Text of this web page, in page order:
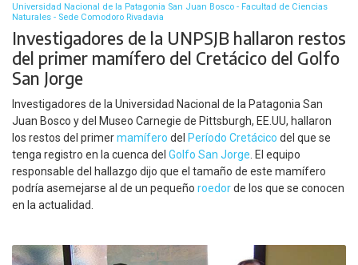
Universidad Nacional de la Patagonia San Juan Bosco - Facultad de Ciencias
Naturales - Sede Comodoro Rivadavia
Investigadores de la UNPSJB hallaron restos
del primer mamífero del Cretácico del Golfo
San Jorge
Investigadores de la Universidad Nacional de la Patagonia San
Juan Bosco y del Museo Carnegie de Pittsburgh, EE.UU, hallaron
los restos del primermamífero del Período Cretácico del que se
tenga registro en la cuenca del Golfo San Jorge. El equipo
responsable del hallazgo dijo que el tamaño de este mamífero
podría asemejarse al de un pequeño roedorde los que se conocen
en la actualidad.